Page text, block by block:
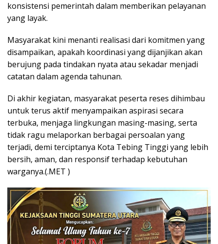
konsistensi pemerintah dalam memberikan pelayanan
yang layak.
Masyarakat kini menanti realisasi dari komitmen yang
disampaikan, apakah koordinasi yang dijanjikan akan
berujung pada tindakan nyata atau sekadar menjadi
catatan dalam agenda tahunan.
Di akhir kegiatan, masyarakat peserta reses dihimbau
untuk terus aktif menyampaikan aspirasi secara
terbuka, menjaga lingkungan masing-masing, serta
tidak ragu melaporkan berbagai persoalan yang
terjadi, demi terciptanya Kota Tebing Tinggi yang lebih
bersih, aman, dan responsif terhadap kebutuhan
warganya.(.MET )